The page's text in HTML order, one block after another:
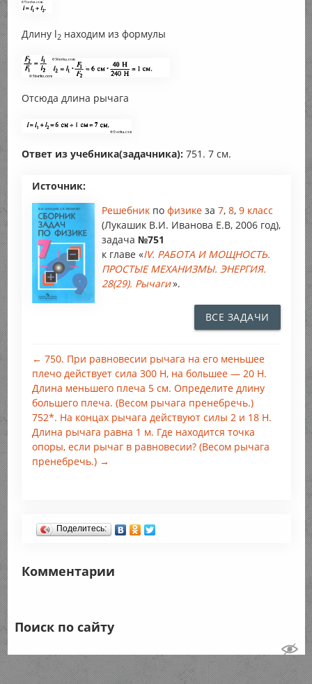
Длину l2находим из формулы
Отсюда длина рычага
Ответ из учебника(задачника): 751. 7 см.
Источник:
Решебник по физике за 7, 8, 9 класс
(Лукашик В.И. Иванова Е.В, 2006 год),
задача №751
к главе «IV. РАБОТА И МОЩНОСТЬ.
ПРОСТЫЕ МЕХАНИЗМЫ. ЭНЕРГИЯ.
28(29). Рычаги».
ВСЕ ЗАДАЧИ
← 750. При равновесии рычага на его меньшее
плечо действует сила 300 Н, на большее — 20 Н.
Длина меньшего плеча 5 см. Определите длину
большего плеча. (Весом рычага пренебречь.)
752*. На концах рычага действуют силы 2 и 18 Н.
Длина рычага равна 1 м. Где находится точка
опоры, если рычаг в равновесии? (Весом рычага
пренебречь.) →
Поделитесь:
Комментарии
Поиск по сайту